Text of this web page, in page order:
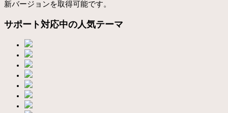
新バージョンを取得可能です。
サポート対応中の人気テーマ